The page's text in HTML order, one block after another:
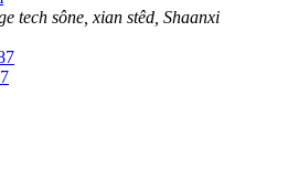
tech sône, xian stêd, Shaanxi